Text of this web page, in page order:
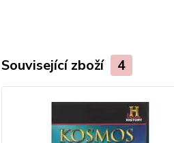
Související zboží 4